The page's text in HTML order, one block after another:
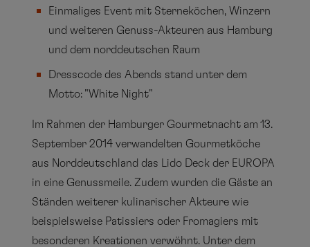
Einmaliges Event mit Sterneköchen, Winzern
und weiteren Genuss-Akteuren aus Hamburg
und dem norddeutschen Raum
Dresscode des Abends stand unter dem
Motto: "White Night"
Im Rahmen der Hamburger Gourmetnacht am 13.
September 2014 verwandelten Gourmetköche
aus Norddeutschland das Lido Deck der EUROPA
in eine Genussmeile. Zudem wurden die Gäste an
Ständen weiterer kulinarischer Akteure wie
beispielsweise Patissiers oder Fromagiers mit
besonderen Kreationen verwöhnt. Unter dem